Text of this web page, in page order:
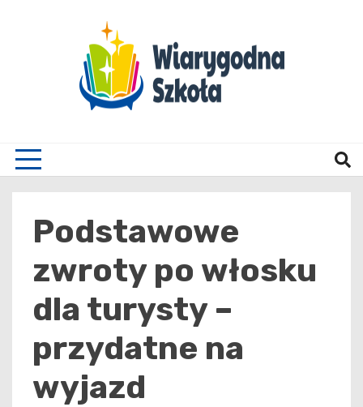
Podstawowe
zwroty po włosku
dla turysty –
przydatne na
wyjazd